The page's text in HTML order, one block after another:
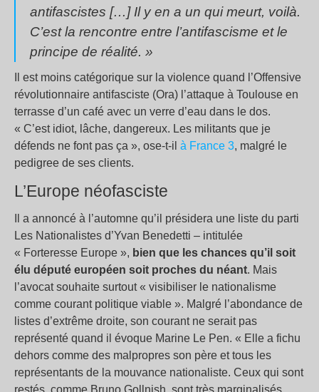
antifascistes […] Il y en a un qui meurt, voilà.
C’est la rencontre entre l’antifascisme et le
principe de réalité. »
Il est moins catégorique sur la violence quand l’Offensive
révolutionnaire antifasciste (Ora) l’attaque à Toulouse en
terrasse d’un café avec un verre d’eau dans le dos.
« C’est idiot, lâche, dangereux. Les militants que je
défends ne font pas ça », ose-t-il à France 3, malgré le
pedigree de ses clients.
L’Europe néofasciste
Il a annoncé à l’automne qu’il présidera une liste du parti
Les Nationalistes d’Yvan Benedetti – intitulée
« Forteresse Europe », bien que les chances qu’il soit
élu député européen soit proches du néant. Mais
l’avocat souhaite surtout « visibiliser le nationalisme
comme courant politique viable ». Malgré l’abondance de
listes d’extrême droite, son courant ne serait pas
représenté quand il évoque Marine Le Pen. « Elle a fichu
dehors comme des malpropres son père et tous les
représentants de la mouvance nationaliste. Ceux qui sont
restés, comme Bruno Gollnish, sont très marginalisés